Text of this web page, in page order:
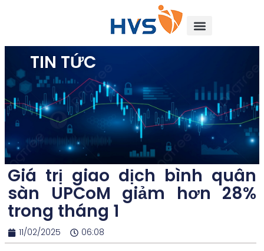
TIN TỨC
Giá trị giao dịch bình quân
sàn UPCoM giảm hơn 28%
trong tháng 1
11/02/2025 06:08